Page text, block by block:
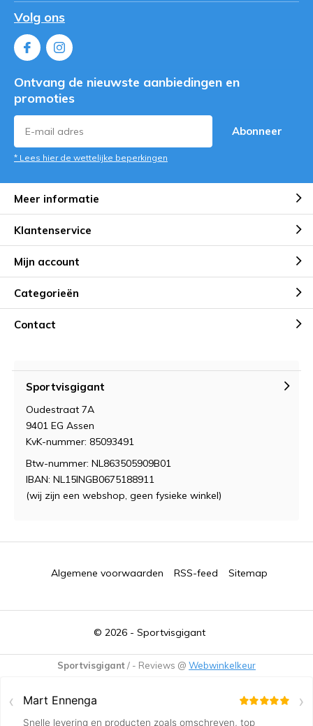
Volg ons
Ontvang de nieuwste aanbiedingen en
promoties
Abonneer
* Lees hier de wettelijke beperkingen
Meer informatie
Klantenservice
Mijn account
Categorieën
Contact
Sportvisgigant
Oudestraat 7A
9401 EG Assen
KvK-nummer: 85093491
Btw-nummer: NL863505909B01
IBAN: NL15INGB0675188911
(wij zijn een webshop, geen fysieke winkel)
© 2026 - Sportvisgigant
Algemene voorwaarden RSS-feed Sitemap
Sportvisgigant/ - Reviews @ Webwinkelkeur